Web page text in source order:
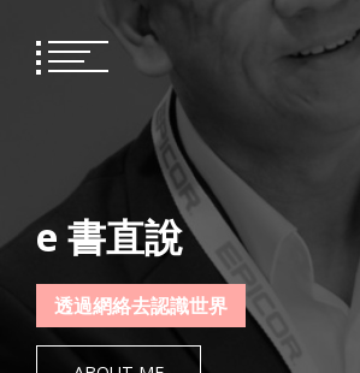
content
e 書直說
透過網絡去認識世界